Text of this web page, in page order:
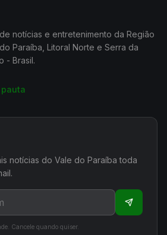
notícias e entretenimento da Região
Paraíba, Litoral Norte e Serra da
- Brasil.
notícias do Vale do Paraíba toda
Cancele quando quiser.